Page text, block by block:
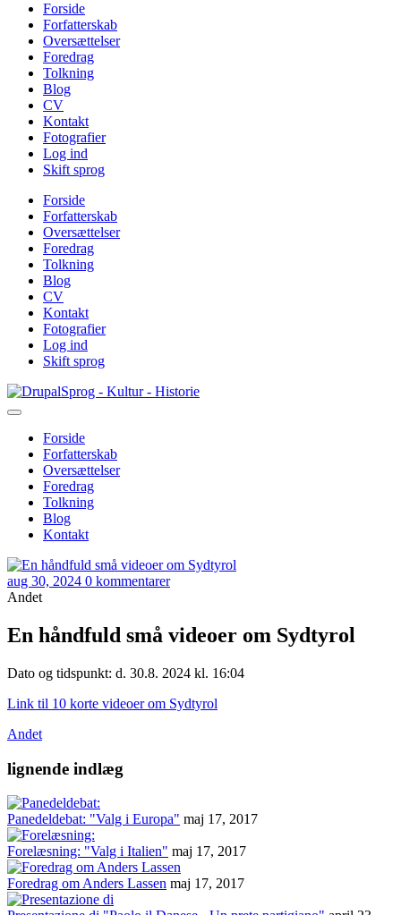
Forside
Forfatterskab
Oversættelser
Foredrag
Tolkning
Blog
CV
Kontakt
Fotografier
Log ind
Skift sprog
Forside
Forfatterskab
Oversættelser
Foredrag
Tolkning
Blog
CV
Kontakt
Fotografier
Log ind
Skift sprog
Gå
til
Sprog - Kultur - Historie
Primær
navigation
Forside
Forfatterskab
Oversættelser
Foredrag
Tolkning
Blog
Kontakt
aug 30, 2024 0 kommentarer
Andet
En håndfuld små videoer om Sydtyrol
Dato og tidspunkt: d. 30.8. 2024 kl. 16:04
Link til 10 korte videoer om Sydtyrol
Andet
lignende indlæg
Panedeldebat: "Valg i Europa" maj 17, 2017
Forelæsning: "Valg i Italien" maj 17, 2017
Foredrag om Anders Lassen maj 17, 2017